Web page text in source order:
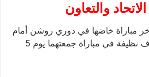
والتعاون
مباراة خاضها في دوري روشن أمام
الطائي بثلاث أهداف نظيفة في مباراة جمعتهما يوم 5